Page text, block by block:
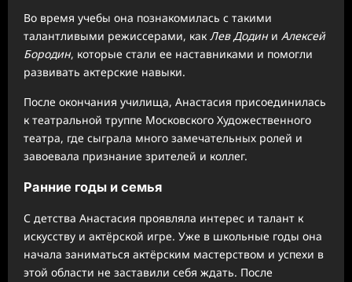
Во время учебы она познакомилась с такими
талантливыми режиссерами, как Лев Додин и Алексей
Бородин, которые стали ее наставниками и помогли
развивать актерские навыки.
После окончания училища, Анастасия присоединилась
к театральной труппе Московского Художественного
театра, где сыграла много замечательных ролей и
завоевала признание зрителей и коллег.
Ранние годы и семья
С детства Анастасия проявляла интерес и талант к
искусству и актёрской игре. Уже в школьные годы она
начала заниматься актёрским мастерством и успехи в
этой области не заставили себя ждать. После